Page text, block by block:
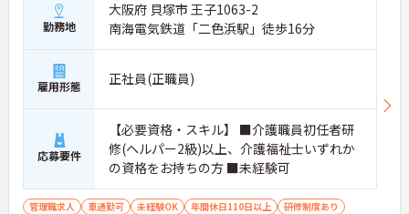
勤務地
大阪府 貝塚市 王子1063-2
南海電気鉄道「二色浜駅」徒歩16分
雇用形態 正社員(正職員)
応募要件
【必要資格・スキル】 ■介護職員初任者研
修(ヘルパー2級)以上、介護福祉士いずれか
の資格をお持ちの方 ■未経験可
管理職求人 車通勤可 未経験OK 年間休日110日以上
研修制度あり